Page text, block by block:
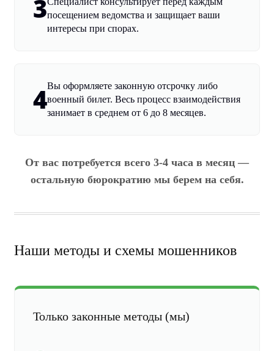
3посещением ведомства и защищает ваши
интересы при спорах.
4Вы оформляете законную отсрочку либо
военный билет. Весь процесс взаимодействия
занимает в среднем от 6 до 8 месяцев.
От вас потребуется всего 3-4 часа в месяц —
остальную бюрократию мы берем на себя.
Наши методы и схемы мошенников
Только законные методы (мы)